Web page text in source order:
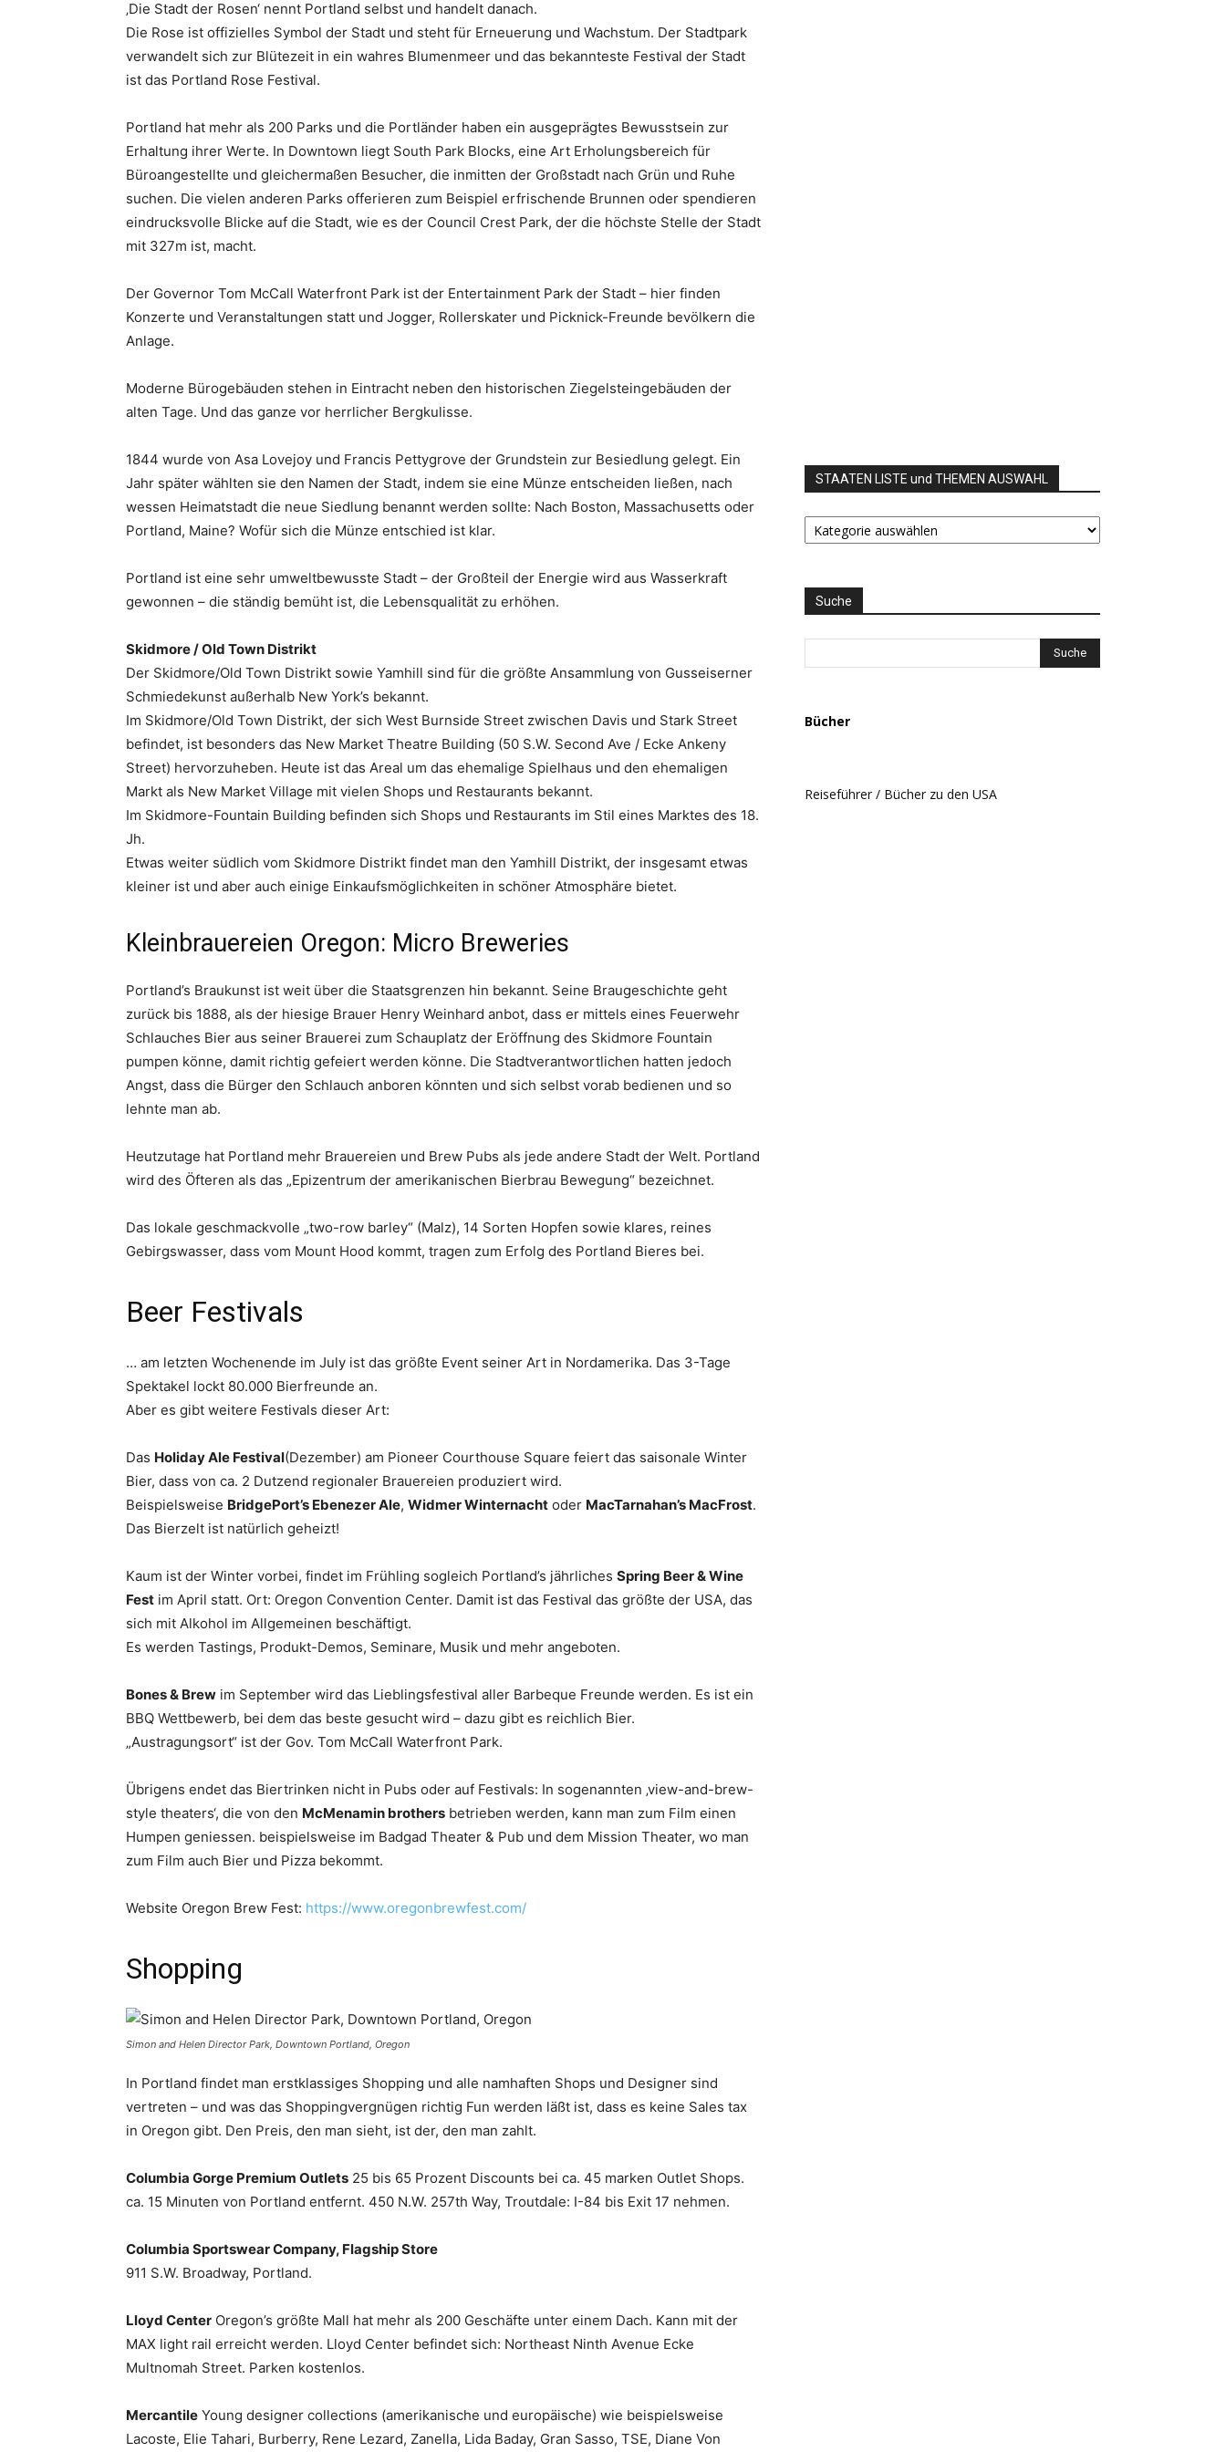
‚Die Stadt der Rosen‘ nennt Portland selbst und handelt danach.
Die Rose ist offizielles Symbol der Stadt und steht für Erneuerung und Wachstum. Der Stadtpark
verwandelt sich zur Blütezeit in ein wahres Blumenmeer und das bekannteste Festival der Stadt
ist das Portland Rose Festival.
Portland hat mehr als 200 Parks und die Portländer haben ein ausgeprägtes Bewusstsein zur
Erhaltung ihrer Werte. In Downtown liegt South Park Blocks, eine Art Erholungsbereich für
Büroangestellte und gleichermaßen Besucher, die inmitten der Großstadt nach Grün und Ruhe
suchen. Die vielen anderen Parks offerieren zum Beispiel erfrischende Brunnen oder spendieren
eindrucksvolle Blicke auf die Stadt, wie es der Council Crest Park, der die höchste Stelle der Stadt
mit 327m ist, macht.
Der Governor Tom McCall Waterfront Park ist der Entertainment Park der Stadt – hier finden
Konzerte und Veranstaltungen statt und Jogger, Rollerskater und Picknick-Freunde bevölkern die
Anlage.
Moderne Bürogebäuden stehen in Eintracht neben den historischen Ziegelsteingebäuden der
alten Tage. Und das ganze vor herrlicher Bergkulisse.
1844 wurde von Asa Lovejoy und Francis Pettygrove der Grundstein zur Besiedlung gelegt. Ein
Jahr später wählten sie den Namen der Stadt, indem sie eine Münze entscheiden ließen, nach
wessen Heimatstadt die neue Siedlung benannt werden sollte: Nach Boston, Massachusetts oder
Portland, Maine? Wofür sich die Münze entschied ist klar.
Portland ist eine sehr umweltbewusste Stadt – der Großteil der Energie wird aus Wasserkraft
gewonnen – die ständig bemüht ist, die Lebensqualität zu erhöhen.
Skidmore / Old Town Distrikt
Der Skidmore/Old Town Distrikt sowie Yamhill sind für die größte Ansammlung von Gusseiserner
Schmiedekunst außerhalb New York’s bekannt.
Im Skidmore/Old Town Distrikt, der sich West Burnside Street zwischen Davis und Stark Street
befindet, ist besonders das New Market Theatre Building (50 S.W. Second Ave / Ecke Ankeny
Street) hervorzuheben. Heute ist das Areal um das ehemalige Spielhaus und den ehemaligen
Markt als New Market Village mit vielen Shops und Restaurants bekannt.
Im Skidmore-Fountain Building befinden sich Shops und Restaurants im Stil eines Marktes des 18.
Jh.
Etwas weiter südlich vom Skidmore Distrikt findet man den Yamhill Distrikt, der insgesamt etwas
kleiner ist und aber auch einige Einkaufsmöglichkeiten in schöner Atmosphäre bietet.
Kleinbrauereien Oregon: Micro Breweries
Portland’s Braukunst ist weit über die Staatsgrenzen hin bekannt. Seine Braugeschichte geht
zurück bis 1888, als der hiesige Brauer Henry Weinhard anbot, dass er mittels eines Feuerwehr
Schlauches Bier aus seiner Brauerei zum Schauplatz der Eröffnung des Skidmore Fountain
pumpen könne, damit richtig gefeiert werden könne. Die Stadtverantwortlichen hatten jedoch
Angst, dass die Bürger den Schlauch anboren könnten und sich selbst vorab bedienen und so
lehnte man ab.
Heutzutage hat Portland mehr Brauereien und Brew Pubs als jede andere Stadt der Welt. Portland
wird des Öfteren als das „Epizentrum der amerikanischen Bierbrau Bewegung“ bezeichnet.
Das lokale geschmackvolle „two-row barley“ (Malz), 14 Sorten Hopfen sowie klares, reines
Gebirgswasser, dass vom Mount Hood kommt, tragen zum Erfolg des Portland Bieres bei.
Beer Festivals
… am letzten Wochenende im July ist das größte Event seiner Art in Nordamerika. Das 3-Tage
Spektakel lockt 80.000 Bierfreunde an.
Aber es gibt weitere Festivals dieser Art:
Das Holiday Ale Festival(Dezember) am Pioneer Courthouse Square feiert das saisonale Winter
Bier, dass von ca. 2 Dutzend regionaler Brauereien produziert wird.
Beispielsweise BridgePort’s Ebenezer Ale, Widmer Winternacht oder MacTarnahan’s MacFrost.
Das Bierzelt ist natürlich geheizt!
Kaum ist der Winter vorbei, findet im Frühling sogleich Portland’s jährliches Spring Beer & Wine
Fest im April statt. Ort: Oregon Convention Center. Damit ist das Festival das größte der USA, das
sich mit Alkohol im Allgemeinen beschäftigt.
Es werden Tastings, Produkt-Demos, Seminare, Musik und mehr angeboten.
Bones & Brew im September wird das Lieblingsfestival aller Barbeque Freunde werden. Es ist ein
BBQ Wettbewerb, bei dem das beste gesucht wird – dazu gibt es reichlich Bier.
„Austragungsort“ ist der Gov. Tom McCall Waterfront Park.
Übrigens endet das Biertrinken nicht in Pubs oder auf Festivals: In sogenannten ‚view-and-brew-
style theaters‘, die von den McMenamin brothers betrieben werden, kann man zum Film einen
Humpen geniessen. beispielsweise im Badgad Theater & Pub und dem Mission Theater, wo man
zum Film auch Bier und Pizza bekommt.
Website Oregon Brew Fest: https://www.oregonbrewfest.com/
Shopping
Simon and Helen Director Park, Downtown Portland, Oregon
In Portland findet man erstklassiges Shopping und alle namhaften Shops und Designer sind
vertreten – und was das Shoppingvergnügen richtig Fun werden läßt ist, dass es keine Sales tax
in Oregon gibt. Den Preis, den man sieht, ist der, den man zahlt.
Columbia Gorge Premium Outlets 25 bis 65 Prozent Discounts bei ca. 45 marken Outlet Shops.
ca. 15 Minuten von Portland entfernt. 450 N.W. 257th Way, Troutdale: I-84 bis Exit 17 nehmen.
Columbia Sportswear Company, Flagship Store
911 S.W. Broadway, Portland.
Lloyd Center Oregon’s größte Mall hat mehr als 200 Geschäfte unter einem Dach. Kann mit der
MAX light rail erreicht werden. Lloyd Center befindet sich: Northeast Ninth Avenue Ecke
Multnomah Street. Parken kostenlos.
Mercantile Young designer collections (amerikanische und europäische) wie beispielsweise
Lacoste, Elie Tahari, Burberry, Rene Lezard, Zanella, Lida Baday, Gran Sasso, TSE, Diane Von
STAATEN LISTE und THEMEN AUSWAHL
STAATEN
LISTE
AUSWAHL
Suche
Bücher
Reiseführer / Bücher zu den USA